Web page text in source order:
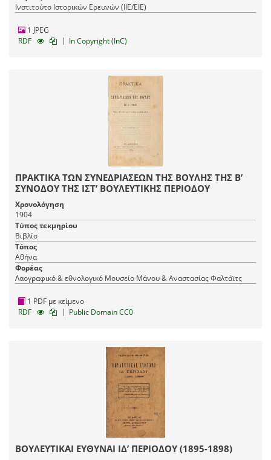
Ινστιτούτο Ιστορικών Ερευνών (ΙΙΕ/ΕΙΕ)
1 JPEG
RDF
| In Copyright (InC)
ΠΡΑΚΤΙΚΑ ΤΩΝ ΣΥΝΕΔΡΙΑΣΕΩΝ ΤΗΣ ΒΟΥΛΗΣ ΤΗΣ Β’
ΣΥΝΟΔΟΥ ΤΗΣ ΙΣΤ’ ΒΟΥΛΕΥΤΙΚΗΣ ΠΕΡΙΟΔΟΥ
Χρονολόγηση
1904
Τύπος τεκμηρίου
Βιβλίο
Τόπος
Αθήνα
Φορέας
Λαογραφικό & εθνολογικό Μουσείο Μάνου & Αναστασίας Φαλτάϊτς
1 PDF με κείμενο
RDF
| Public Domain CC0
ΒΟΥΛΕΥΤΙΚΑΙ ΕΥΘΥΝΑΙ ΙΔ’ ΠΕΡΙΟΔΟΥ (1895-1898)